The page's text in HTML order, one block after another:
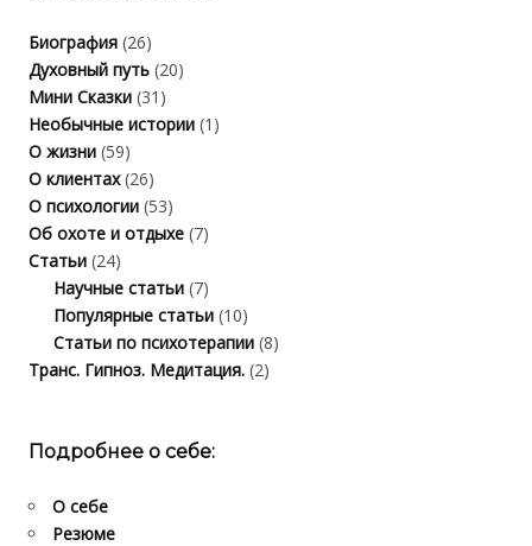
Биография (26)
Духовный путь (20)
Мини Сказки (31)
Необычные истории (1)
О жизни (59)
О клиентах(26)
О психологии (53)
Об охоте и отдыхе (7)
Статьи (24)
Научные статьи (7)
Популярные статьи (10)
Статьи по психотерапии (8)
Транс. Гипноз. Медитация. (2)
Подробнее о себе:
О себе
Резюме